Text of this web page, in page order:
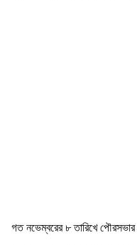
গত নভেম্বরের ৮ তারিখে